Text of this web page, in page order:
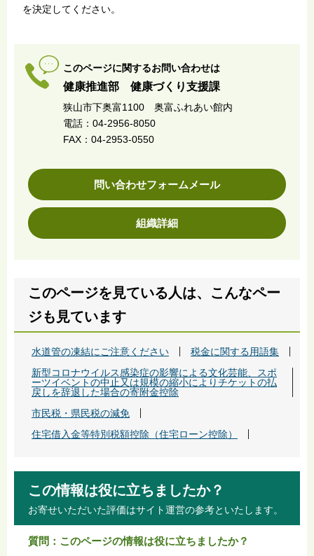
を決定してください。
このページに関するお問い合わせは
健康推進部 健康づくり支援課
狭山市下奥富1100 奥富ふれあい館内
電話：04-2956-8050
FAX：04-2953-0550
問い合わせフォームメール
組織詳細
このページを見ている人は、こんなペー
ジも見ています
水道管の凍結にご注意ください
税金に関する用語集
新型コロナウイルス感染症の影響による文化芸能、スポ
ーツイベントの中止又は規模の縮小によりチケットの払
戻しを辞退した場合の寄附金控除
市民税・県民税の減免
住宅借入金等特別税額控除（住宅ローン控除）
この情報は役に立ちましたか？
お寄せいただいた評価はサイト運営の参考といたします。
質問：このページの情報は役に立ちましたか？